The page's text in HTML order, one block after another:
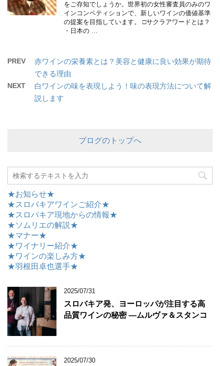
をご存知でしょうか。世界初の女性審査員のみのワ
インコンペティションで、新しいワインの価値基準
の提案を目指しています。 □サクラアワードとは？
・日本の …
PREV
赤ワインの栄養素とは？美容と健康に良い効果が期待
できる理由
NEXT
白ワインの味を表現しよう！味の表現方法について解
説します
ブログのトップへ
★お知らせ★
★スロバキアワインご紹介★
★スロバキア現地からの情報★
★ソムリエの解説★
★マナー★
★ワイナリー紹介★
★ワインの楽しみ方★
★羽根田卓也選手★
2025/07/31
スロバキア発、ヨーロッパが注目する高
品質ワインの秘密 ―ムルヴァ＆スタンコ
2025/07/30